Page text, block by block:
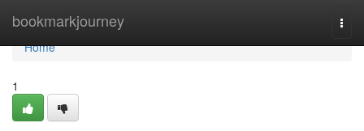
bookmarkjourney
Home
Home
1